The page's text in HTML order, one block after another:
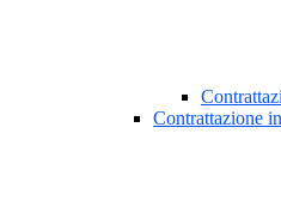
Contrattazione